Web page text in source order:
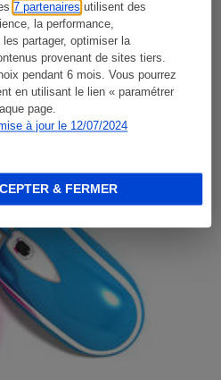
7 partenaires utilisent des
la performance,
partager, optimiser la
provenant de sites tiers.
pendant 6 mois. Vous pourrez
en utilisant le lien « paramétrer
page.
à jour le 12/07/2024
& FERMER